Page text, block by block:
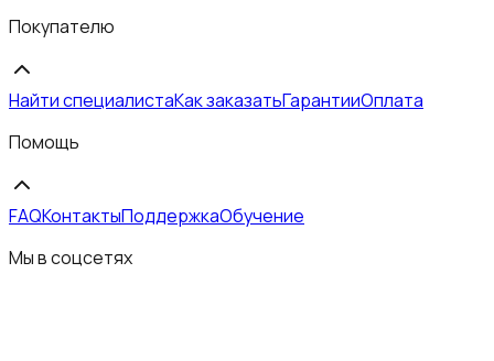
Покупателю
Найти специалистаКак заказатьГарантииОплата
Помощь
FAQКонтактыПоддержкаОбучение
Мы в соцсетях